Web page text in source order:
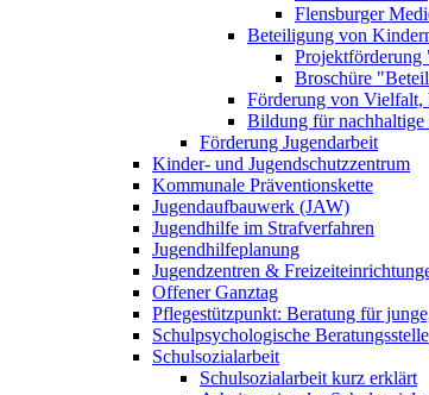
Flensburger
Beteiligung von
Projektförderung
Broschüre
Förderung von Vielfalt,
Bildung für
Förderung Jugendarbeit
Kinder- und Jugendschutzzentrum
Kommunale Präventionskette
Jugendaufbauwerk (JAW)
Jugendhilfe im Strafverfahren
Jugendhilfeplanung
Jugendzentren &
Offener Ganztag
Pflegestützpunkt: Beratung für
Schulpsychologische Beratungsstelle
Schulsozialarbeit
Schulsozialarbeit kurz erklärt